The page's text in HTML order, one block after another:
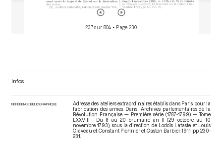
237 sur 804 • Page 230
Infos
RÉFÉRENCE BIBLIOGRAPHIQUE
Adresse des ateliers extraordinaires établis dans Paris pour la
fabrication des armes. Dans : Archives parlementaires de la
Révolution Française — Première série (1787-1799) — Tome
LXXVIII - Du 8 au 20 brumaire an II (29 octobre au 10
novembre 1793) , sous la direction de Lodoïs Lataste et Louis
Claveau et Constant Pionnier et Gaston Barbier. 1911. pp. 230-
231.